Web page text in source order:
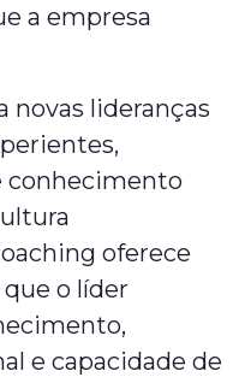
a empresa
lideranças
conhecimento
oferece
o líder
e capacidade de